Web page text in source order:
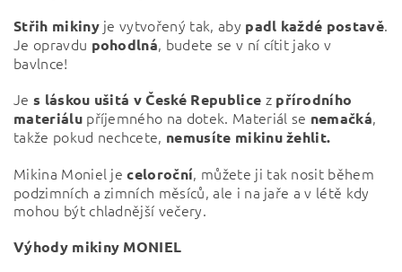
Střih mikinyje vytvořený tak, aby padl každé postavě.
Je opravdu pohodlná, budete se v ní cítit jako v
bavlnce!
Je s láskou ušitá v České Republice z přírodního
materiálupříjemného na dotek. Materiál se nemačká,
takže pokud nechcete, nemusíte mikinu žehlit.
Mikina Moniel jeceloroční, můžete ji tak nosit během
podzimních a zimních měsíců, ale i na jaře a v létě kdy
mohou být chladnější večery.
Výhody mikiny MONIEL